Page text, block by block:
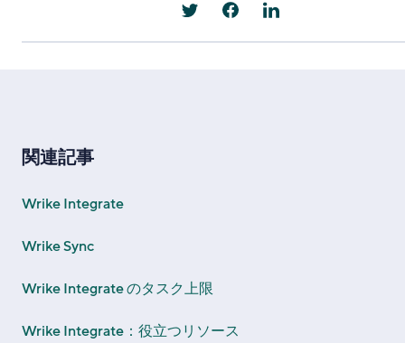
関連記事
Wrike Integrate
Wrike Sync
Wrike Integrate のタスク上限
Wrike Integrate：役立つリソース